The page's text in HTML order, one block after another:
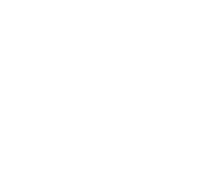
1 \\ &=